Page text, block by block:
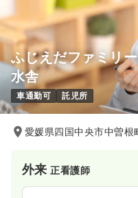
ふじえだファミリ
水舎
車通勤可 託児所
愛媛県四国中央市中曽根
外来正看護師